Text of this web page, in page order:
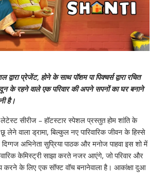
द्वारा प्रेजेंट, होने के साथ पॉशम पा पिक्चर्स द्वारा रचित
के रहने वाले एक परिवार की अपने सपनों का घर बनाने
है।
लेटेस्ट सीरीज – हॉटस्टार स्पेशल प्रस्तुत होम शांति के
लेने वाला ड्रामा, बिल्कुल नए पारिवारिक जीवन के हिस्से
अभिनेता सुप्रिया पाठक और मनोज पाहवा इस शो में
केमिस्ट्री साझा करते नजर आएंगे, जो परिवार और
करने के लिए एक सॉफ्ट वॉच बनानेवाला है। आकांक्षा दुआ